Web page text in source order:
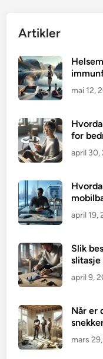
Artikler
mai 12,
for
april 30,
april 19,
Slik
slitasje
april 9,
Når er
mars